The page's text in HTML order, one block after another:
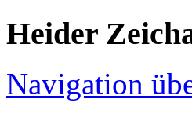
Heider
Navigation